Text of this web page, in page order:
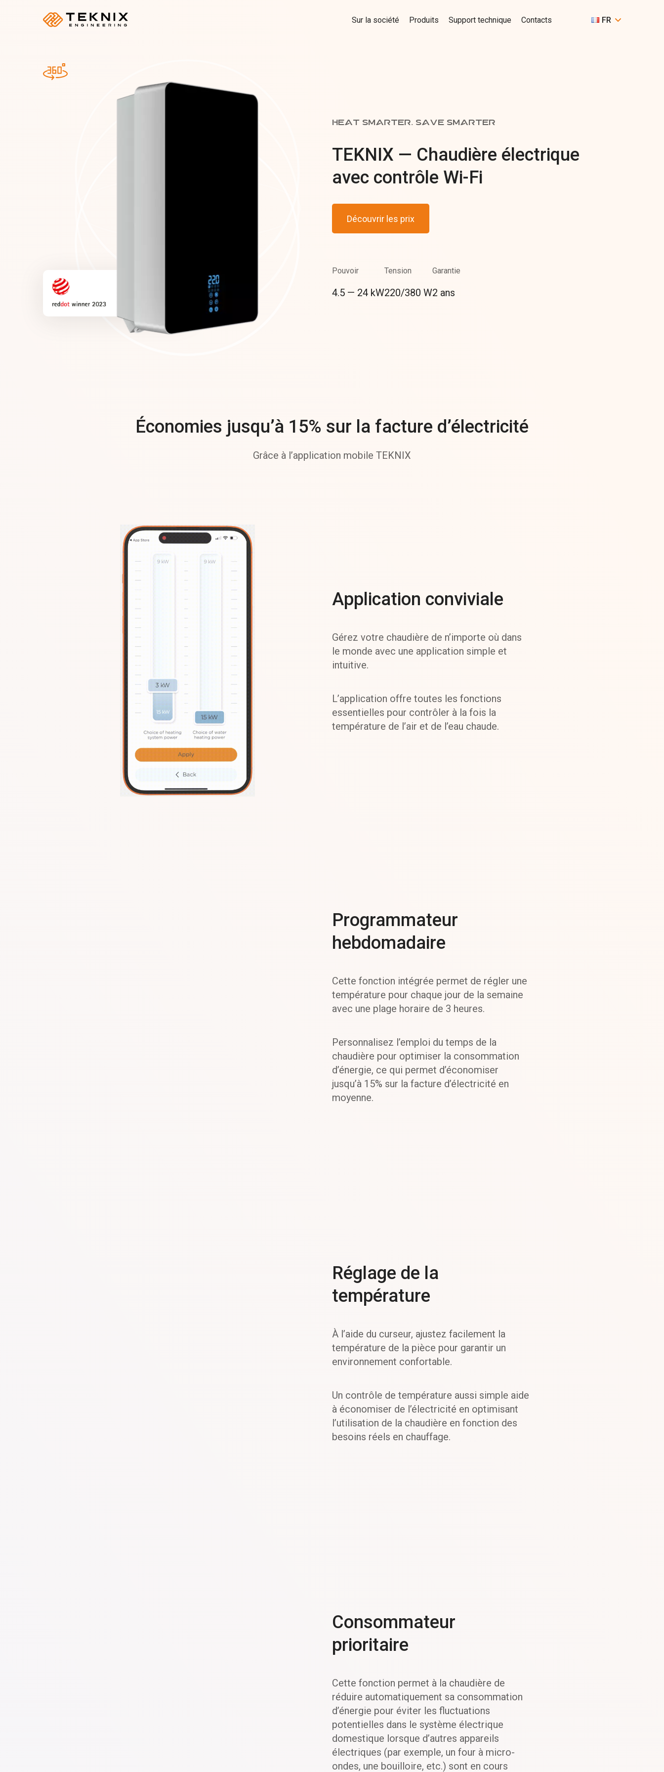
Sur la société Produits Support technique Contacts FR
HEAT SMARTER, SAVE SMARTER
TEKNIX — Chaudière électrique
avec contrôle Wi-Fi
Découvrir les prix
Pouvoir
4.5 — 24 kW
Tension
220/380 W
Garantie
2 ans
Économies jusqu’à 15% sur la facture d’électricité
Grâce à l’application mobile TEKNIX
Application conviviale
Gérez votre chaudière de n’importe où dans
le monde avec une application simple et
intuitive.
L’application offre toutes les fonctions
essentielles pour contrôler à la fois la
température de l’air et de l’eau chaude.
Programmateur
hebdomadaire
Cette fonction intégrée permet de régler une
température pour chaque jour de la semaine
avec une plage horaire de 3 heures.
Personnalisez l’emploi du temps de la
chaudière pour optimiser la consommation
d’énergie, ce qui permet d’économiser
jusqu’à 15% sur la facture d’électricité en
moyenne.
Réglage de la
température
À l’aide du curseur, ajustez facilement la
température de la pièce pour garantir un
environnement confortable.
Un contrôle de température aussi simple aide
à économiser de l’électricité en optimisant
l’utilisation de la chaudière en fonction des
besoins réels en chauffage.
Consommateur
prioritaire
Cette fonction permet à la chaudière de
réduire automatiquement sa consommation
d’énergie pour éviter les fluctuations
potentielles dans le système électrique
domestique lorsque d’autres appareils
électriques (par exemple, un four à micro-
ondes, une bouilloire, etc.) sont en cours